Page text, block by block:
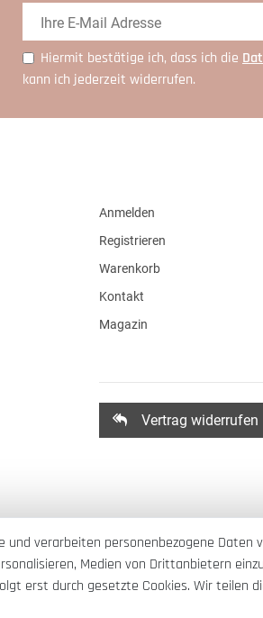
Hiermit bestätige ich, dass ich die
kann ich jederzeit widerrufen.
Anmelden
Registrieren
Warenkorb
Kontakt
Magazin
Vertrag widerrufen
verarbeiten personenbezogene Daten
Medien von Drittanbietern
erst durch gesetzte Cookies. Wir teilen